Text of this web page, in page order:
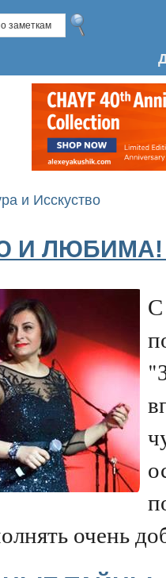
и Исскуство
И ЛЮБИМА!
очень